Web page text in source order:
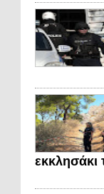
εκκλησάκι